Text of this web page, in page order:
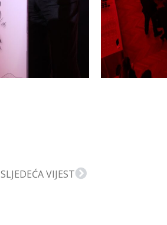
SLJEDEĆA VIJEST